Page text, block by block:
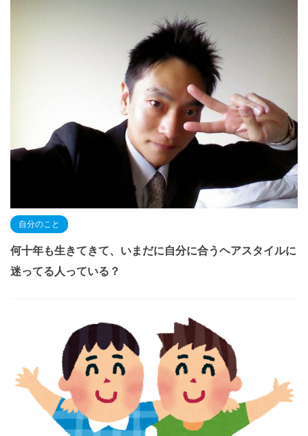
自分のこと
何十年も生きてきて、いまだに自分に合うヘアスタイルに
迷ってる人っている？